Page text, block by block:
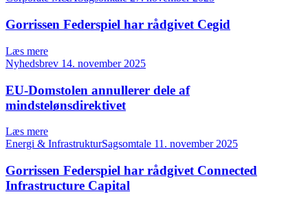
Gorrissen Federspiel har rådgivet Cegid
Læs mere
Nyhedsbrev 14. november 2025
EU-Domstolen annullerer dele af
mindstelønsdirektivet
Læs mere
Energi & InfrastrukturSagsomtale 11. november 2025
Gorrissen Federspiel har rådgivet Connected
Infrastructure Capital